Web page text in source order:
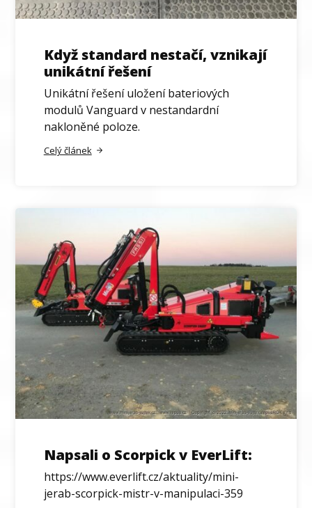
Když standard nestačí, vznikají
unikátní řešení
Unikátní řešení uložení bateriových
modulů Vanguard v nestandardní
nakloněné poloze.
Celý článek
Napsali o Scorpick v EverLift:
https://www.everlift.cz/aktuality/mini-
jerab-scorpick-mistr-v-manipulaci-359